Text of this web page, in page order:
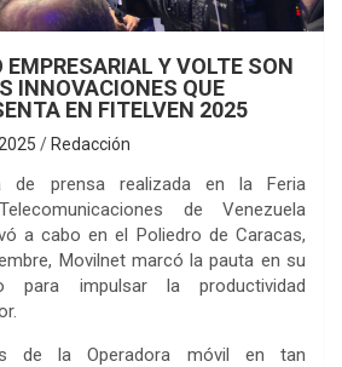
Y VOLTE SON
INNOVACIONES QUE
EN FITELVEN 2025
Redacción
de prensa realizada en la Feria
de Venezuela
a cabo en el Poliedro de Caracas,
Movilnet marcó la pauta en su
para impulsar la productividad
de la Operadora móvil en tan